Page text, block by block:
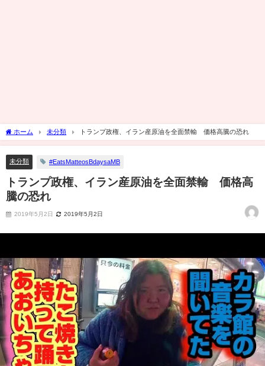
ホーム 未分類 トランプ政権、イラン産原油を全面禁輸 価格高騰の恐れ
未分類 #EatsMatteosBdaysaMB
トランプ政権、イラン産原油を全面禁輸 価格高
騰の恐れ
2019年5月2日 2019年5月2日